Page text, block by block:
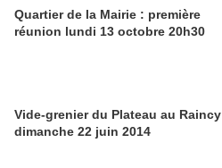
Quartier de la Mairie : première
réunion lundi 13 octobre 20h30
Vide-grenier du Plateau au Raincy
dimanche 22 juin 2014